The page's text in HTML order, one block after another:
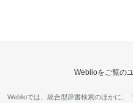
Weblioをご覧の
Weblioでは、統合型辞書検索のほかに、